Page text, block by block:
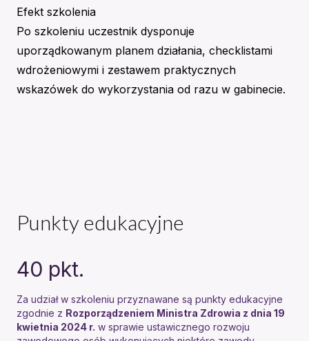
Efekt szkolenia
Po szkoleniu uczestnik dysponuje
uporządkowanym planem działania, checklistami
wdrożeniowymi i zestawem praktycznych
wskazówek do wykorzystania od razu w gabinecie.
Punkty edukacyjne
40 pkt.
Za udział w szkoleniu przyznawane są punkty edukacyjne
zgodnie z Rozporządzeniem Ministra Zdrowia z dnia 19
kwietnia 2024 r. w sprawie ustawicznego rozwoju